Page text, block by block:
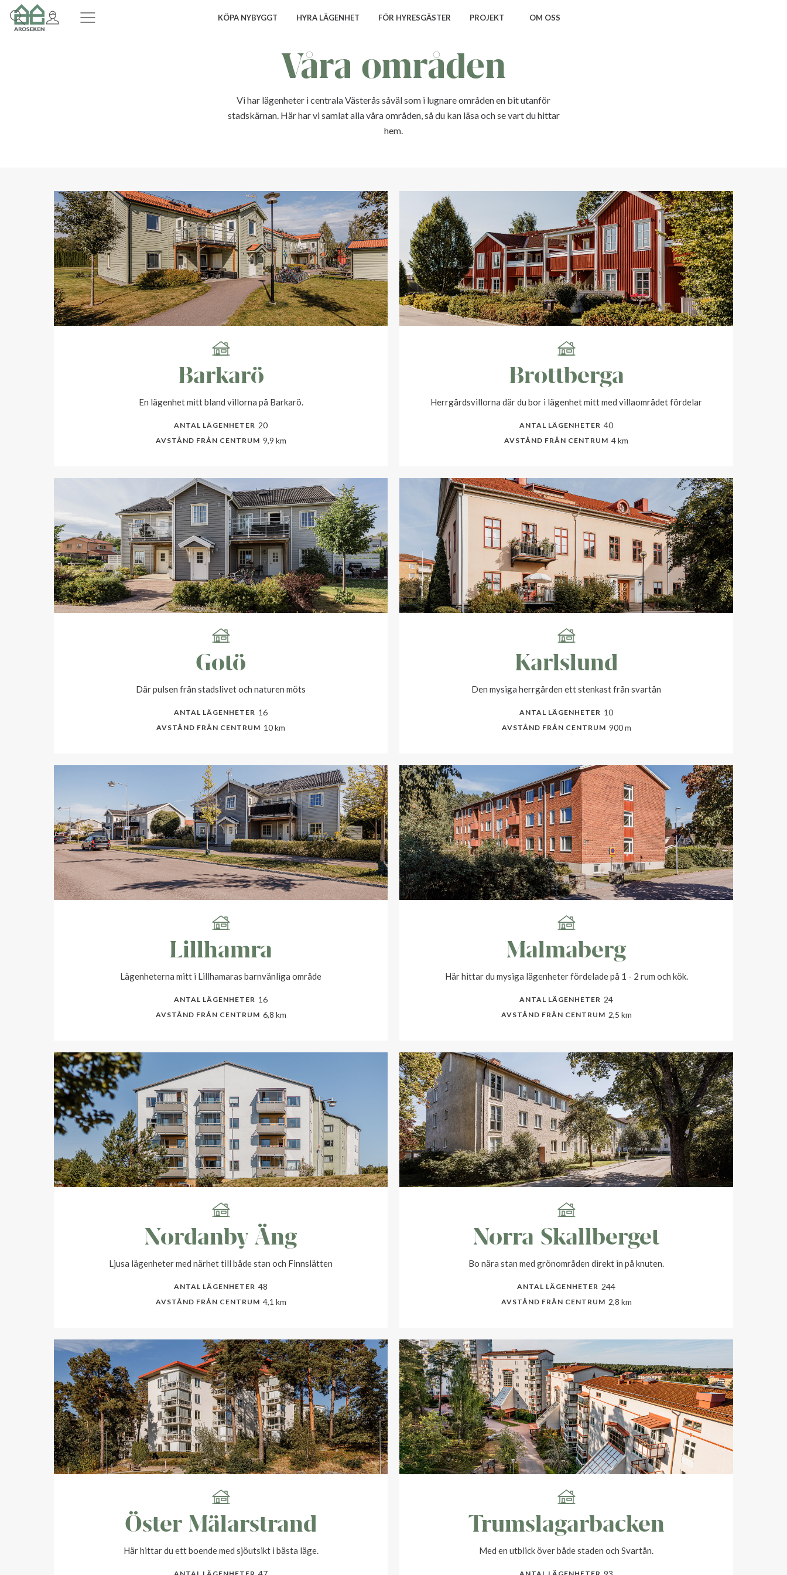
KÖPA NYBYGGT HYRA LÄGENHET FÖR HYRESGÄSTER PROJEKT OM OSS
Våra områden
Vi har lägenheter i centrala Västerås såväl som i lugnare områden en bit utanför
stadskärnan. Här har vi samlat alla våra områden, så du kan läsa och se vart du hittar
hem.
Barkarö
En lägenhet mitt bland villorna på Barkarö.
ANTAL LÄGENHETER 20
AVSTÅND FRÅN CENTRUM 9,9 km
Brottberga
Herrgårdsvillorna där du bor i lägenhet mitt med villaområdet fördelar
ANTAL LÄGENHETER 40
AVSTÅND FRÅN CENTRUM 4 km
Gotö
Där pulsen från stadslivet och naturen möts
ANTAL LÄGENHETER 16
AVSTÅND FRÅN CENTRUM 10 km
Karlslund
Den mysiga herrgården ett stenkast från svartån
ANTAL LÄGENHETER 10
AVSTÅND FRÅN CENTRUM 900 m
Lillhamra
Lägenheterna mitt i Lillhamaras barnvänliga område
ANTAL LÄGENHETER 16
AVSTÅND FRÅN CENTRUM 6,8 km
Malmaberg
Här hittar du mysiga lägenheter fördelade på 1 - 2 rum och kök.
ANTAL LÄGENHETER 24
AVSTÅND FRÅN CENTRUM 2,5 km
Nordanby Äng
Ljusa lägenheter med närhet till både stan och Finnslätten
ANTAL LÄGENHETER 48
AVSTÅND FRÅN CENTRUM 4,1 km
Norra Skallberget
Bo nära stan med grönområden direkt in på knuten.
ANTAL LÄGENHETER 244
AVSTÅND FRÅN CENTRUM 2,8 km
Öster Mälarstrand
Här hittar du ett boende med sjöutsikt i bästa läge.
Trumslagarbacken
Med en utblick över både staden och Svartån.